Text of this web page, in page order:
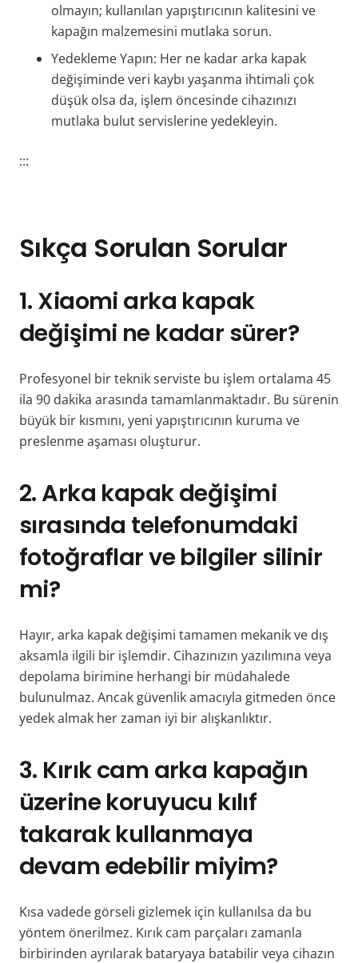
olmayın; kullanılan yapıştırıcının kalitesini ve
kapağın malzemesini mutlaka sorun.
Yedekleme Yapın: Her ne kadar arka kapak
değişiminde veri kaybı yaşanma ihtimali çok
düşük olsa da, işlem öncesinde cihazınızı
mutlaka bulut servislerine yedekleyin.
:::
Sıkça Sorulan Sorular
1. Xiaomi arka kapak
değişimi ne kadar sürer?
Profesyonel bir teknik serviste bu işlem ortalama 45
ila 90 dakika arasında tamamlanmaktadır. Bu sürenin
büyük bir kısmını, yeni yapıştırıcının kuruma ve
preslenme aşaması oluşturur.
2. Arka kapak değişimi
sırasında telefonumdaki
fotoğraflar ve bilgiler silinir
mi?
Hayır, arka kapak değişimi tamamen mekanik ve dış
aksamla ilgili bir işlemdir. Cihazınızın yazılımına veya
depolama birimine herhangi bir müdahalede
bulunulmaz. Ancak güvenlik amacıyla gitmeden önce
yedek almak her zaman iyi bir alışkanlıktır.
3. Kırık cam arka kapağın
üzerine koruyucu kılıf
takarak kullanmaya
devam edebilir miyim?
Kısa vadede görseli gizlemek için kullanılsa da bu
yöntem önerilmez. Kırık cam parçaları zamanla
birbirinden ayrılarak bataryaya batabilir veya cihazın